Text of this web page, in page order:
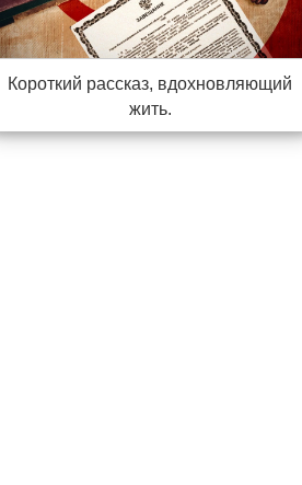
Короткий рассказ, вдохновляющий
жить.